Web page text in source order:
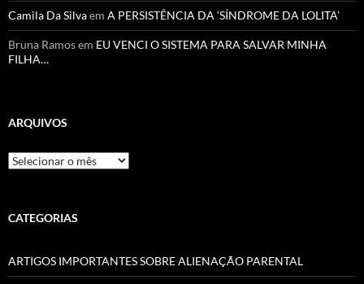
Camila Da Silvaem A PERSISTÊNCIA DA ‘SÍNDROME DA LOLITA’
Bruna Ramosem EU VENCI O SISTEMA PARA SALVAR MINHA
FILHA…
ARQUIVOS
Arquivos
CATEGORIAS
ARTIGOS IMPORTANTES SOBRE ALIENAÇÃO PARENTAL